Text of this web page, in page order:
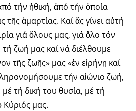
τήν ἠθική, ἀπό τήν ὁποία
τῆς ἁμαρτίας. Καί ἄς γίνει αὐτή
γιά ὅλους μας, γιά ὅλο τόν
ζωή μας καί νά διέλθουμε
τῆς ζωῆς» μας «ἐν εἰρήνῃ καί
τήν αἰώνιο ζωή,
τή δική του θυσία, μέ τή
Κύριός μας.